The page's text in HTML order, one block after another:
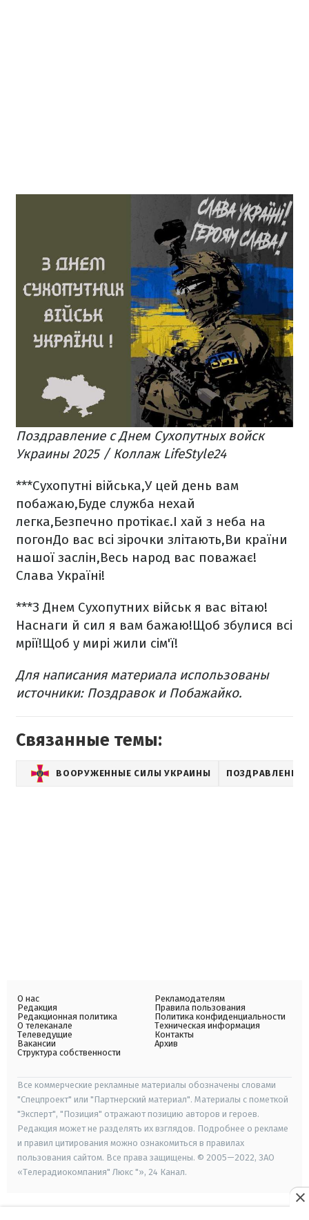
Поздравление с Днем Сухопутных войск
Украины 2025 / Коллаж LifeStyle24
***Сухопутні війська,У цей день вам
побажаю,Буде служба нехай
легка,Безпечно протікає.І хай з неба на
погонДо вас всі зірочки злітають,Ви країни
нашої заслін,Весь народ вас поважає!
Слава Україні!
***З Днем Сухопутних військ я вас вітаю!
Наснаги й сил я вам бажаю!Щоб збулися всі
мрії!Щоб у мирі жили сім'ї!
Для написания материала использованы
источники: Поздравок и Побажайко.
Связанные темы:
ВООРУЖЕННЫЕ СИЛЫ УКРАИНЫ ПОЗДРАВЛЕНИЯ
О нас
Редакция
Редакционная политика
О телеканале
Телеведущие
Вакансии
Структура собственности
Рекламодателям
Правила пользования
Политика конфиденциальности
Техническая информация
Контакты
Архив
Все коммерческие рекламные материалы обозначены словами
"Спецпроект" или "Партнерский материал". Материалы с пометкой
"Эксперт", "Позиция" отражают позицию авторов и героев.
Редакция может не разделять их взглядов. Подробнее о рекламе
и правил цитирования можно ознакомиться в правилах
пользования сайтом. Все права защищены. © 2005—2022, ЗАО
«Телерадиокомпания" Люкс "», 24 Канал.